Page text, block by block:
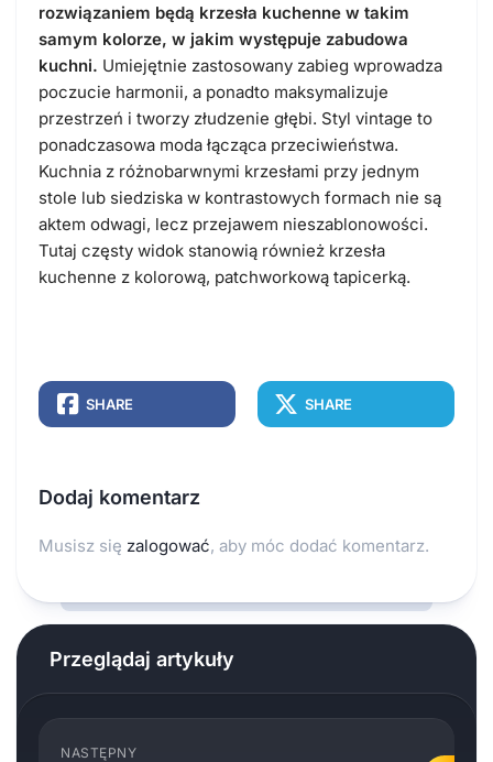
rozwiązaniem będą krzesła kuchenne w takim
samym kolorze, w jakim występuje zabudowa
kuchni. Umiejętnie zastosowany zabieg wprowadza
poczucie harmonii, a ponadto maksymalizuje
przestrzeń i tworzy złudzenie głębi. Styl vintage to
ponadczasowa moda łącząca przeciwieństwa.
Kuchnia z różnobarwnymi krzesłami przy jednym
stole lub siedziska w kontrastowych formach nie są
aktem odwagi, lecz przejawem nieszablonowości.
Tutaj częsty widok stanowią również krzesła
kuchenne z kolorową, patchworkową tapicerką.
SHARE SHARE
Dodaj komentarz
Musisz się zalogować, aby móc dodać komentarz.
Przeglądaj artykuły
NASTĘPNY